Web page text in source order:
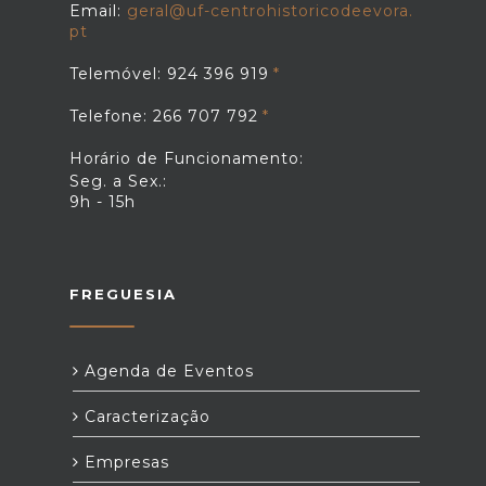
Email: geral@uf-centrohistoricodeevora.
pt
Telemóvel: 924 396 919
Telefone: 266 707 792
Horário de Funcionamento:
Seg. a Sex.:
9h - 15h
FREGUESIA
Agenda de Eventos
Caracterização
Empresas